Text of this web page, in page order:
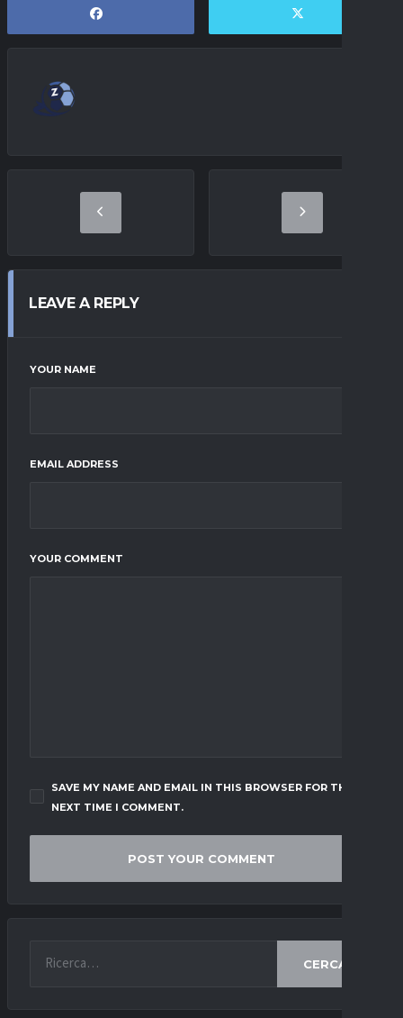
LEAVE A REPLY
YOUR NAME
EMAIL ADDRESS
YOUR COMMENT
SAVE MY NAME AND EMAIL IN THIS BROWSER FOR THE
NEXT TIME I COMMENT.
CERCA